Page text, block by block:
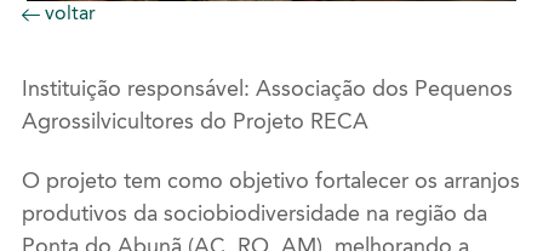
voltar
Instituição responsável: Associação dos Pequenos
Agrossilvicultores do Projeto RECA
O projeto tem como objetivo fortalecer os arranjos
produtivos da sociobiodiversidade na região da
Ponta do Abunã (AC, RO, AM), melhorando a